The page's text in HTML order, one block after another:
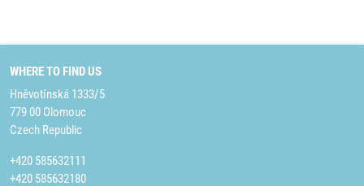
WHERE TO FIND US
Hněvotínská 1333/5
779 00 Olomouc
Czech Republic
+420 585632111
+420 585632180